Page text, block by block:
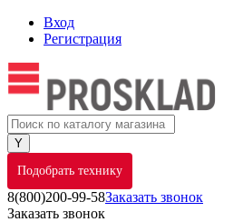
Вход
Регистрация
Подобрать технику
8(800)200-99-58Заказать звонок
Заказать звонок